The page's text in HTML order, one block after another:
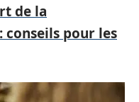
de la
pour les